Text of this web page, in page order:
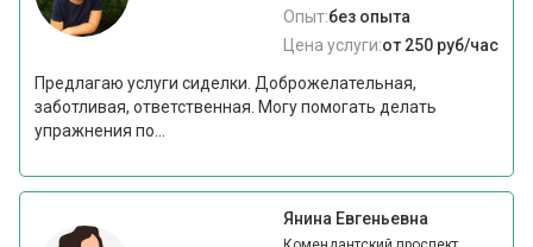
Опыт:без опыта
Цена услуги:от 250 руб/час
Предлагаю услуги сиделки. Доброжелательная,
заботливая, ответственная. Могу помогать делать
упражнения по...
Янина Евгеньевна